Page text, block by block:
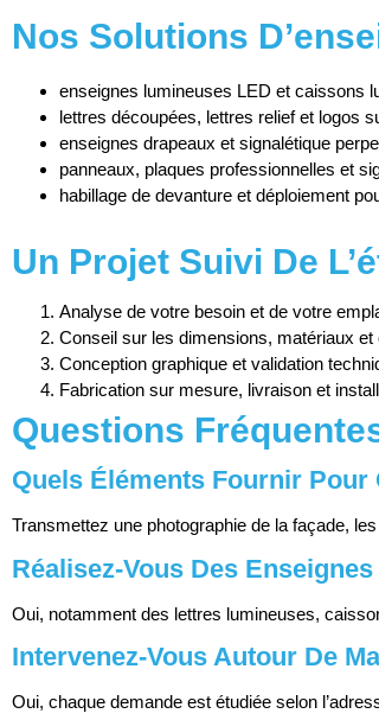
Nos Solutions
enseignes lumineuses LED et caissons
lettres découpées, lettres relief et logos
enseignes drapeaux et signalétique
panneaux, plaques professionnelles et
habillage de devanture et déploiement
Un Projet Suivi De
Analyse de votre besoin et de votre
Conseil sur les dimensions, matériaux et
Conception graphique et validation
Fabrication sur mesure, livraison et
Questions
Quels Éléments Fournir Pour
Transmettez une photographie de la façade,
Réalisez-Vous Des
Oui, notamment des lettres lumineuses,
Intervenez-Vous Autour De
Oui, chaque demande est étudiée selon